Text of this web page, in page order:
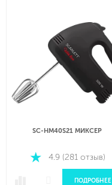
SC-HM40S21 МИКСЕР
4.9 (281 отзыв)
ПОДРОБНЕЕ